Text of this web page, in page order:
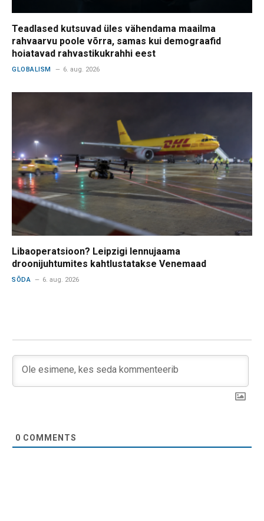
Teadlased kutsuvad üles vähendama maailma
rahvaarvu poole võrra, samas kui demograafid
hoiatavad rahvastikukrahhi eest
GLOBALISM 6. aug. 2026
Libaoperatsioon? Leipzigi lennujaama
droonijuhtumites kahtlustatakse Venemaad
SÕDA 6. aug. 2026
0 COMMENTS